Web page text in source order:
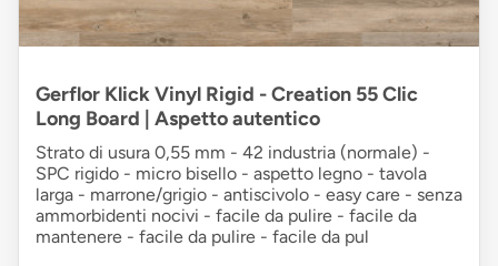
Gerflor Klick Vinyl Rigid - Creation 55 Clic
Long Board | Aspetto autentico
Strato di usura 0,55 mm - 42 industria (normale) -
SPC rigido - micro bisello - aspetto legno - tavola
larga - marrone/grigio - antiscivolo - easy care - senza
ammorbidenti nocivi - facile da pulire - facile da
mantenere - facile da pulire - facile da pul